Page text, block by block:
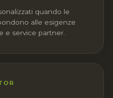
quando le
alle esigenze
e service partner.